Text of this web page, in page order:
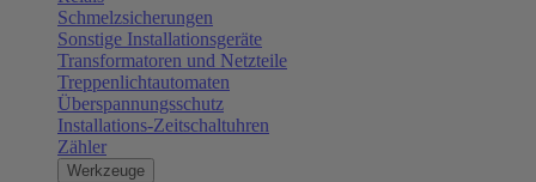
Schmelzsicherungen
Sonstige Installationsgeräte
Transformatoren und Netzteile
Treppenlichtautomaten
Überspannungsschutz
Installations-Zeitschaltuhren
Zähler
Werkzeuge